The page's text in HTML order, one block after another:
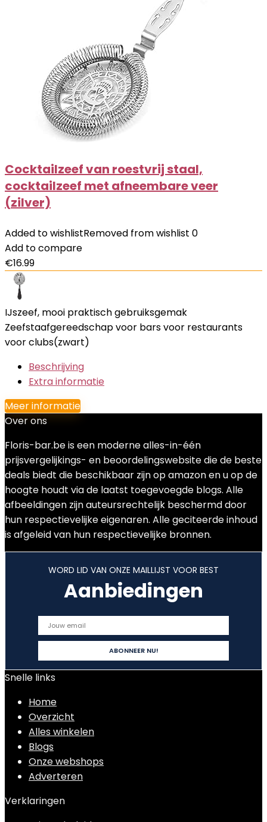
Cocktailzeef van roestvrij staal,
cocktailzeef met afneembare veer
(zilver)
Added to wishlistRemoved from wishlist 0
Add to compare
€16.99
IJszeef, mooi praktisch gebruiksgemak
Zeefstaafgereedschap voor bars voor restaurants
voor clubs(zwart)
Beschrijving
Extra informatie
Meer informatie
Over ons
Floris-bar.be is een moderne alles-in-één
prijsvergelijkings- en beoordelingswebsite die de beste
deals biedt die beschikbaar zijn op amazon en u op de
hoogte houdt via de laatst toegevoegde blogs. Alle
afbeeldingen zijn auteursrechtelijk beschermd door
hun respectievelijke eigenaren. Alle geciteerde inhoud
is afgeleid van hun respectievelijke bronnen.
WORD LID VAN ONZE MAILLIJST VOOR BEST
Aanbiedingen
Snelle links
Home
Overzicht
Alles winkelen
Blogs
Onze webshops
Adverteren
Verklaringen